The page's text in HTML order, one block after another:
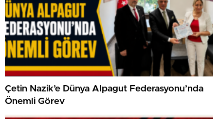
Çetin Nazik’e Dünya Alpagut Federasyonu’nda
Önemli Görev